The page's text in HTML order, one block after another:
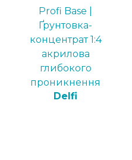
Profi Base |
Ґрунтовка-
концентрат 1:4
акрилова
глибокого
проникнення
Delfi